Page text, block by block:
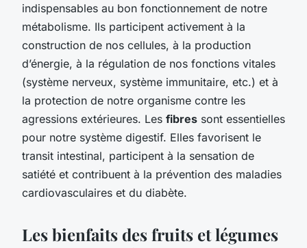
indispensables au bon fonctionnement de notre
métabolisme. Ils participent activement à la
construction de nos cellules, à la production
d’énergie, à la régulation de nos fonctions vitales
(système nerveux, système immunitaire, etc.) et à
la protection de notre organisme contre les
agressions extérieures. Les fibres sont essentielles
pour notre système digestif. Elles favorisent le
transit intestinal, participent à la sensation de
satiété et contribuent à la prévention des maladies
cardiovasculaires et du diabète.
Les bienfaits des fruits et légumes